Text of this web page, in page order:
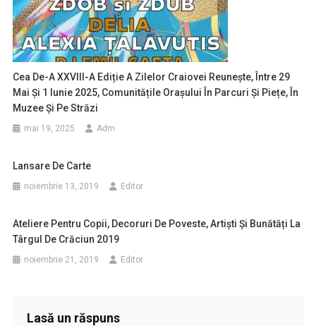
Cea De-A XXVIII-A Ediție A Zilelor Craiovei Reunește, Între 29
Mai Și 1 Iunie 2025, Comunitățile Orașului În Parcuri Și Piețe, În
Muzee Și Pe Străzi
mai 19, 2025 Adm
Lansare De Carte
noiembrie 13, 2019 Editor
Ateliere Pentru Copii, Decoruri De Poveste, Artiști Și Bunătăți La
Târgul De Crăciun 2019
noiembrie 21, 2019 Editor
Lasă un răspuns